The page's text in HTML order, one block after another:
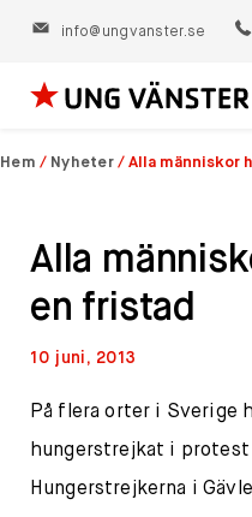
info@ungvanster.se
Hoppa
till
Hem / Nyheter /Alla människor
Alla
en fristad
10 juni, 2013
På flera orter i Sverige
hungerstrejkat i
Hungerstrejkerna i